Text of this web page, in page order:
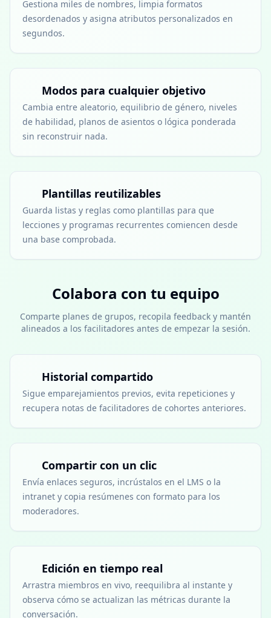
Gestiona miles de nombres, limpia formatos
desordenados y asigna atributos personalizados en
segundos.
Modos para cualquier objetivo
Cambia entre aleatorio, equilibrio de género, niveles
de habilidad, planos de asientos o lógica ponderada
sin reconstruir nada.
Plantillas reutilizables
Guarda listas y reglas como plantillas para que
lecciones y programas recurrentes comiencen desde
una base comprobada.
Colabora con tu equipo
Comparte planes de grupos, recopila feedback y mantén
alineados a los facilitadores antes de empezar la sesión.
Historial compartido
Sigue emparejamientos previos, evita repeticiones y
recupera notas de facilitadores de cohortes anteriores.
Compartir con un clic
Envía enlaces seguros, incrústalos en el LMS o la
intranet y copia resúmenes con formato para los
moderadores.
Edición en tiempo real
Arrastra miembros en vivo, reequilibra al instante y
observa cómo se actualizan las métricas durante la
conversación.